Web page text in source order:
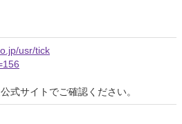
usr/tick
式サイトでご確認ください。